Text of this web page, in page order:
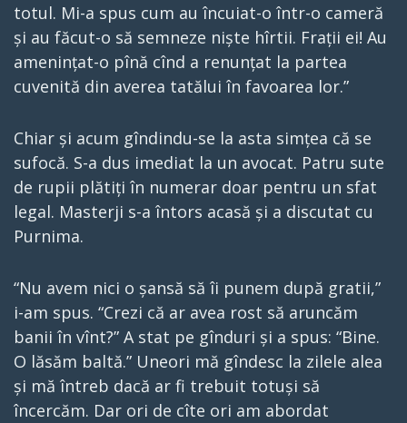
totul. Mi-a spus cum au încuiat-o într-o cameră
și au făcut-o să semneze niște hîrtii. Frații ei! Au
amenințat-o pînă cînd a renunțat la partea
cuvenită din averea tatălui în favoarea lor.”
Chiar și acum gîndindu-se la asta simțea că se
sufocă. S-a dus imediat la un avocat. Patru sute
de rupii plătiți în numerar doar pentru un sfat
legal. Masterji s-a întors acasă și a discutat cu
Purnima.
“Nu avem nici o șansă să îi punem după gratii,”
i-am spus. “Crezi că ar avea rost să aruncăm
banii în vînt?” A stat pe gînduri și a spus: “Bine.
O lăsăm baltă.” Uneori mă gîndesc la zilele alea
și mă întreb dacă ar fi trebuit totuși să
încercăm. Dar ori de cîte ori am abordat